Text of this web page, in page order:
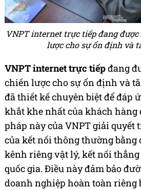
VNPT internet trực tiếp đang
lược cho sự ổn định và
VNPT internet trực tiếpđang
chiến lược cho sự ổn định và
đã thiết kế chuyên biệt để đáp
khắt khe nhất của khách hàng
pháp này của VNPT giải quyết
của kết nối thông thường bằng
kênh riêng vật lý, kết nối
quốc gia. Điều này đảm bảo
doanh nghiệp hoàn toàn riêng